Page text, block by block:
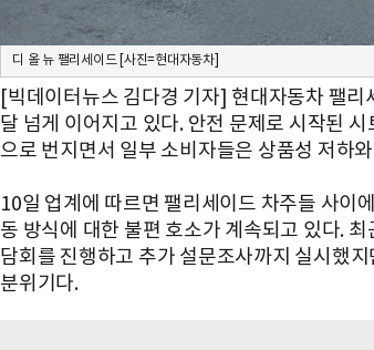
디 올 뉴 팰리세이드 [사진=현대자동차]
[빅데이터뉴스 김다경 기자] 현대자동차 팰리
달 넘게 이어지고 있다. 안전 문제로 시작된
으로 번지면서 일부 소비자들은 상품성 저하
10일 업계에 따르면 팰리세이드 차주들 사이
동 방식에 대한 불편 호소가 계속되고 있다.
담회를 진행하고 추가 설문조사까지 실시했
분위기다.